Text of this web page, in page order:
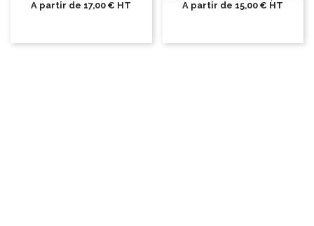
A partir de 17,00 € HT A partir de 15,00 € HT